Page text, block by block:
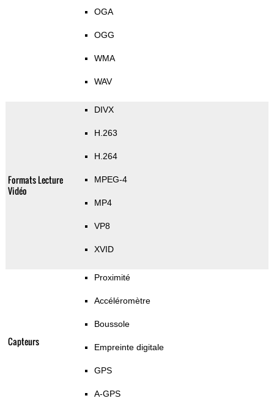
OGA
OGG
WMA
WAV
Formats Lecture
Vidéo
DIVX
H.263
H.264
MPEG-4
MP4
VP8
XVID
Capteurs
Proximité
Accéléromètre
Boussole
Empreinte digitale
GPS
A-GPS